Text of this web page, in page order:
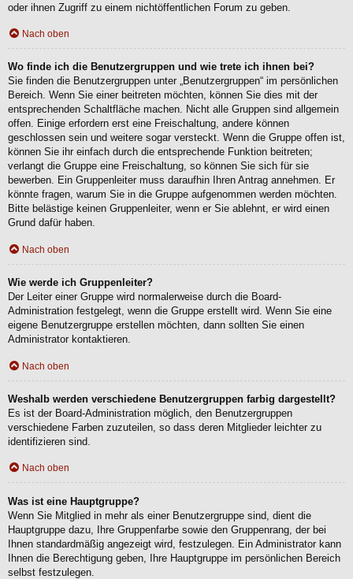
oder ihnen Zugriff zu einem nichtöffentlichen Forum zu geben.
Nach oben
Wo finde ich die Benutzergruppen und wie trete ich ihnen bei?
Sie finden die Benutzergruppen unter „Benutzergruppen“ im persönlichen
Bereich. Wenn Sie einer beitreten möchten, können Sie dies mit der
entsprechenden Schaltfläche machen. Nicht alle Gruppen sind allgemein
offen. Einige erfordern erst eine Freischaltung, andere können
geschlossen sein und weitere sogar versteckt. Wenn die Gruppe offen ist,
können Sie ihr einfach durch die entsprechende Funktion beitreten;
verlangt die Gruppe eine Freischaltung, so können Sie sich für sie
bewerben. Ein Gruppenleiter muss daraufhin Ihren Antrag annehmen. Er
könnte fragen, warum Sie in die Gruppe aufgenommen werden möchten.
Bitte belästige keinen Gruppenleiter, wenn er Sie ablehnt, er wird einen
Grund dafür haben.
Nach oben
Wie werde ich Gruppenleiter?
Der Leiter einer Gruppe wird normalerweise durch die Board-
Administration festgelegt, wenn die Gruppe erstellt wird. Wenn Sie eine
eigene Benutzergruppe erstellen möchten, dann sollten Sie einen
Administrator kontaktieren.
Nach oben
Weshalb werden verschiedene Benutzergruppen farbig dargestellt?
Es ist der Board-Administration möglich, den Benutzergruppen
verschiedene Farben zuzuteilen, so dass deren Mitglieder leichter zu
identifizieren sind.
Nach oben
Was ist eine Hauptgruppe?
Wenn Sie Mitglied in mehr als einer Benutzergruppe sind, dient die
Hauptgruppe dazu, Ihre Gruppenfarbe sowie den Gruppenrang, der bei
Ihnen standardmäßig angezeigt wird, festzulegen. Ein Administrator kann
Ihnen die Berechtigung geben, Ihre Hauptgruppe im persönlichen Bereich
selbst festzulegen.